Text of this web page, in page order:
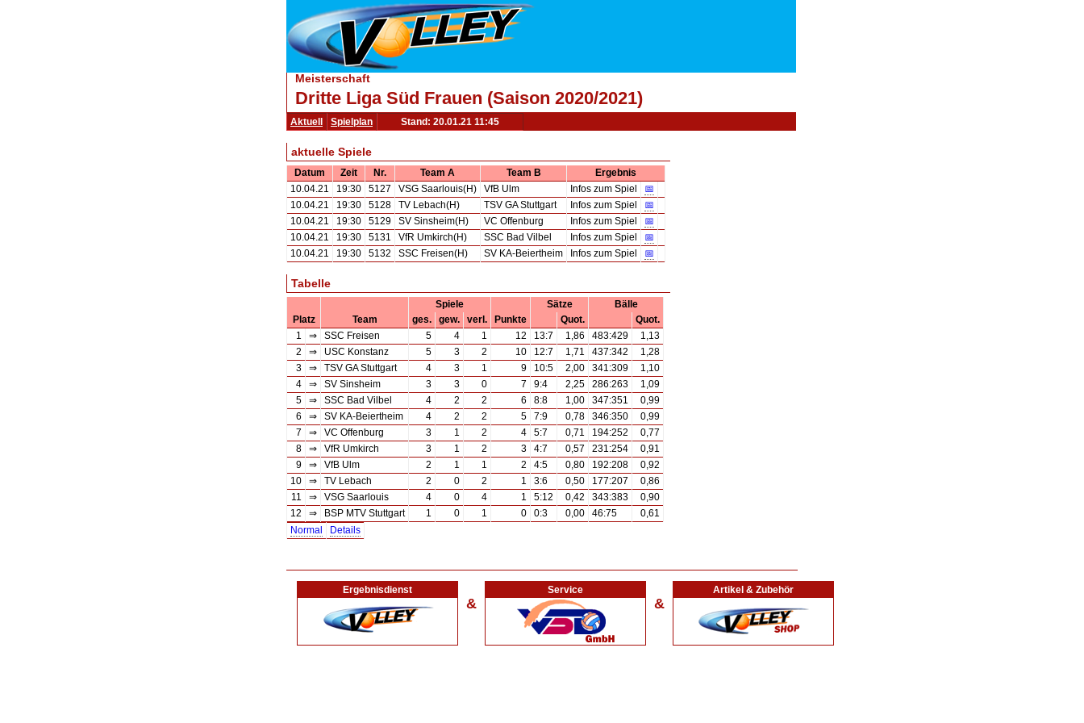
Meisterschaft
Dritte Liga Süd Frauen (Saison 2020/2021)
Aktuell Spielplan Stand: 20.01.21 11:45
aktuelle Spiele
Datum Zeit Nr. Team A Team B
Ergebnis
10.04.21
19:30 5127 VSG Saarlouis(H) VfB Ulm Infos zum Spiel
📅
10.04.21
19:30 5128 TV Lebach(H) TSV GA Stuttgart Infos zum Spiel
📅
10.04.21
19:30 5129 SV Sinsheim(H) VC Offenburg Infos zum Spiel
📅
10.04.21
19:30 5131 VfR Umkirch(H) SSC Bad Vilbel Infos zum Spiel
📅
10.04.21
19:30 5132 SSC Freisen(H) SV KA-Beiertheim Infos zum Spiel 📅
Tabelle
Spiele Sätze
Bälle
Platz
Team ges. gew. verl. Punkte Quot.
Quot.
1
⇒ SSC Freisen 5 4 1 12 13:7 1,86 483:429
1,13
2
⇒ USC Konstanz 5 3 2 10 12:7 1,71 437:342
1,28
3
⇒ TSV GA Stuttgart 4 3 1 9 10:5 2,00 341:309
1,10
4
⇒ SV Sinsheim 3 3 0 7 9:4 2,25 286:263
1,09
5
⇒ SSC Bad Vilbel 4 2 2 6 8:8 1,00 347:351
0,99
6
⇒ SV KA-Beiertheim 4 2 2 5 7:9 0,78 346:350
0,99
7
⇒ VC Offenburg 3 1 2 4 5:7 0,71 194:252
0,77
8
⇒ VfR Umkirch 3 1 2 3 4:7 0,57 231:254
0,91
9
⇒ VfB Ulm 2 1 1 2 4:5 0,80 192:208
0,92
10
⇒ TV Lebach 2 0 2 1 3:6 0,50 177:207
0,86
11
⇒ VSG Saarlouis 4 0 4 1 5:12 0,42 343:383
0,90
12
⇒ BSP MTV Stuttgart 1 0 1 0 0:3 0,00 46:75
0,61
Normal
Details
Ergebnisdienst
&
Service
&
Artikel & Zubehör